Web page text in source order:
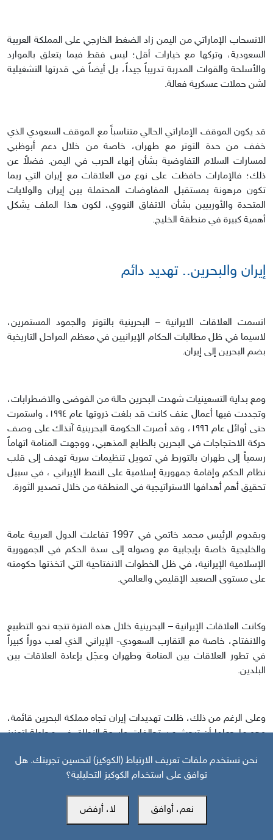
الانسحاب الإماراتي من اليمن زاد الضغط الخارجي على المملكة العربية
السعودية، وتركها مع خيارات أقل؛ ليس فقط فيما يتعلق بالموارد
والأسلحة والقوات المدربة تدريباً جيداً، بل أيضاً في قدرتها التشغيلية
لشن حملات عسكرية فعالة.
قد يكون الموقف الإماراتي الحالي متناسباً مع الموقف السعودي الذي
خفف من حدة التوتر مع طهران، خاصة من خلال دعم أبوظبي
لمسارات السلام التفاوضية بشأن إنهاء الحرب في اليمن. فضلاً عن
ذلك؛ فالإمارات حافظت على نوع من العلاقات مع إيران التي ربما
تكون مرهونة بمستقبل المفاوضات المحتملة بين إيران والولايات
المتحدة والأوربيين بشأن الاتفاق النووي، لكون هذا الملف يشكل
أهمية كبيرة في منطقة الخليج.
إيران والبحرين.. تهديد دائم
اتسمت العلاقات الايرانية – البحرينية بالتوتر والجمود المستمرين،
لاسيما في ظل مطالبات الحكام الإيرانيين في معظم المراحل التاريخية
بضم البحرين إلى إيران.
ومع بداية التسعينيات شهدت البحرين حالة من الفوضى والاضطرابات،
وتجددت فيها أعمال عنف كانت قد بلغت ذروتها عام ١٩٩٤، واستمرت
حتى أوائل عام ١٩٩٦، وقد أصرت الحكومة البحرينية آنذاك على وصف
حركة الاحتجاجات في البحرين بالطابع المذهبي، ووجهت المنامة اتهاماً
رسمياً إلى طهران بالتورط في تمويل تنظيمات سرية تهدف إلى قلب
نظام الحكم وإقامة جمهورية إسلامية على النمط الإيراني ، في سبيل
تحقيق أهم أهدافها الاستراتيجية في المنطقة من خلال تصدير الثورة.
وبقدوم الرئيس محمد خاتمي في 1997 تفاعلت الدول العربية عامة
والخليجية خاصة بإيجابية مع وصوله إلى سدة الحكم في الجمهورية
الإسلامية الإيرانية، في ظل الخطوات الانفتاحية التي اتخذتها حكومته
على مستوى الصعيد الإقليمي والعالمي.
وكانت العلاقات الإيرانية – البحرينية خلال هذه الفترة تتجه نحو التطبيع
والانفتاح، خاصة مع التقارب السعودي- الإيراني الذي لعب دوراً كبيراً
في تطور العلاقات بين المنامة وطهران وعجّل بإعادة العلاقات بين
البلدين.
وعلى الرغم من ذلك، ظلت تهديدات إيران تجاه مملكة البحرين قائمة،
وهو ما جعلها أن تبحث عن تحالفات واسعة النطاق في محاولة لتعزيز
وقد كان من بين أهم هذه التحالفات تحالفها مع دول الخليج العربي،
الذي به تم تأسيس قوات درع الجزيرة لحماية الأمن المشترك في إطار
الحكومة البحرينية بقوات درع الجزيرة لتأمين منشآتها الاستراتيجية
نحن نستخدم ملفات تعريف الارتباط (الكوكيز) لتحسين تجربتك. هل
توافق على استخدام الكوكيز التحليلية؟
نعم، أوافق لا، أرفض